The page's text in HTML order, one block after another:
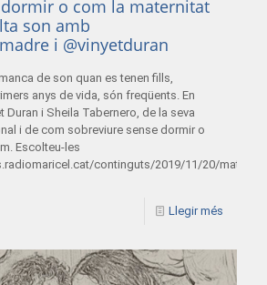
o com la maternitat
son amb
i @vinyetduran
de son quan es tenen fills,
anys de vida, són freqüents. En
Duran i Sheila Tabernero, de la seva
i de com sobreviure sense dormir o
Escolteu-les
continguts/2019/11/20/
Llegir més